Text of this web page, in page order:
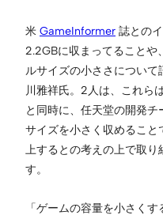
米 GameInformer 誌との
2.2GBに収まってることや
ルサイズの小ささについ
川雅祥氏。2人は、これら
と同時に、任天堂の開発
サイズを小さく収めること
上するとの考えの上で取
す。
「ゲームの容量を小さく